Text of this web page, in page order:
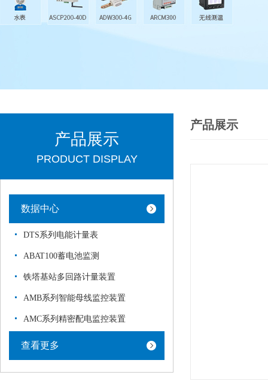
产品展示
PRODUCT DISPLAY
数据中心
DTS系列电能计量表
ABAT100蓄电池监测
铁塔基站多回路计量装置
AMB系列智能母线监控装置
AMC系列精密配电监控装置
查看更多
产品展示